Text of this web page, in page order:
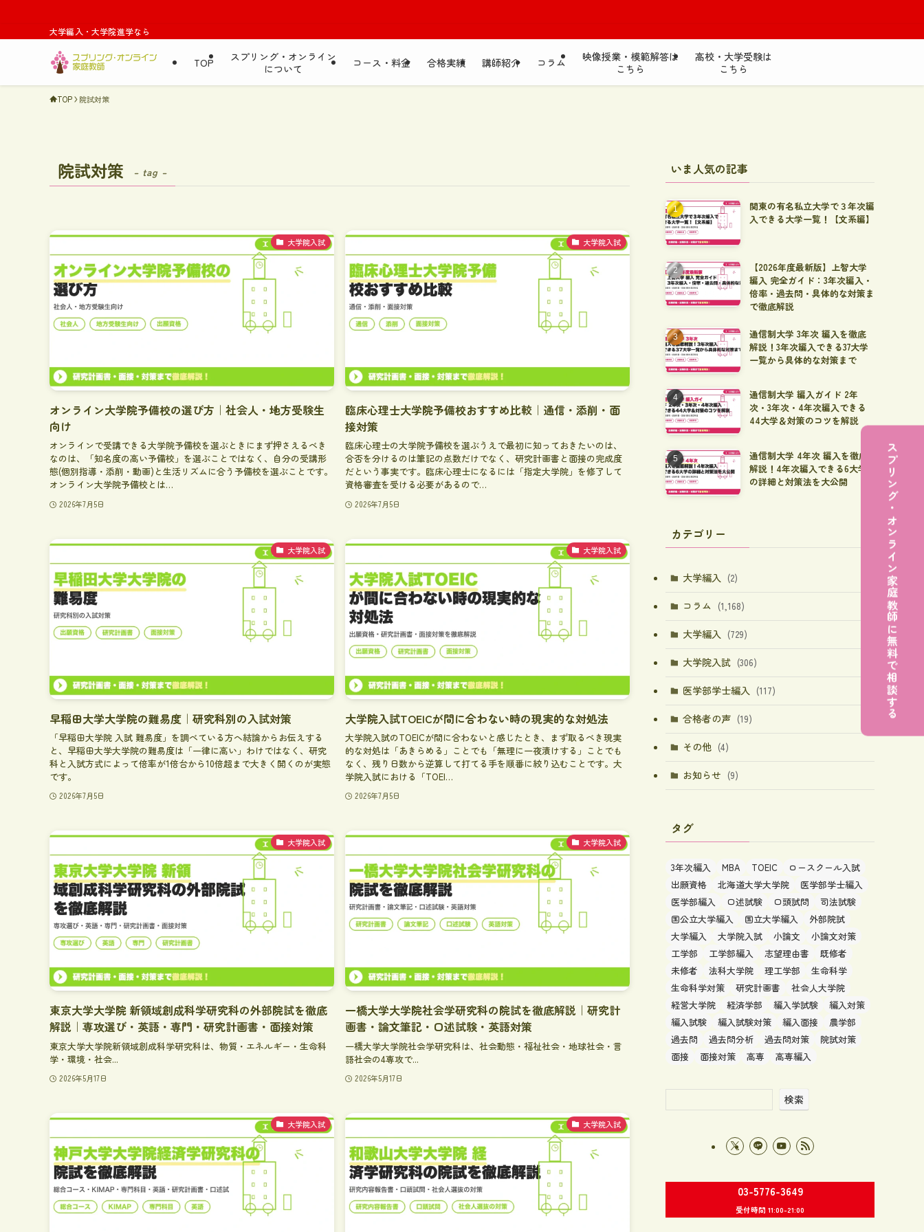
大学編入・大学院進学なら
TOP
スプリング・オンライン
について
コース・料金 合格実績 講師紹介 コラム
映像授業・模範解答は
こちら
高校・大学受験は
こちら
TOP 院試対策
院試対策 – tag –
大学院入試
オンライン大学院予備校の選び方｜社会人・地方受験生
向け
オンラインで受講できる大学院予備校を選ぶときにまず押さえるべき
なのは、「知名度の高い予備校」を選ぶことではなく、自分の受講形
態(個別指導・添削・動画)と生活リズムに合う予備校を選ぶことです。
オンライン大学院予備校とは…
2026年7月5日
大学院入試
臨床心理士大学院予備校おすすめ比較｜通信・添削・面
接対策
臨床心理士の大学院予備校を選ぶうえで最初に知っておきたいのは、
合否を分けるのは筆記の点数だけでなく、研究計画書と面接の完成度
だという事実です。臨床心理士になるには「指定大学院」を修了して
資格審査を受ける必要があるので…
2026年7月5日
大学院入試
早稲田大学大学院の難易度｜研究科別の入試対策
「早稲田大学院 入試 難易度」を調べている方へ結論からお伝えする
と、早稲田大学大学院の難易度は「一律に高い」わけではなく、研究
科と入試方式によって倍率が1倍台から10倍超まで大きく開くのが実態
です。
2026年7月5日
大学院入試
大学院入試TOEICが間に合わない時の現実的な対処法
大学院入試のTOEICが間に合わないと感じたとき、まず取るべき現実
的な対処は「あきらめる」ことでも「無理に一夜漬けする」ことでも
なく、残り日数から逆算して打てる手を順番に絞り込むことです。大
学院入試における「TOEI…
2026年7月5日
大学院入試
東京大学大学院 新領域創成科学研究科の外部院試を徹底
解説｜専攻選び・英語・専門・研究計画書・面接対策
東京大学大学院新領域創成科学研究科は、物質・エネルギー・生命科
学・環境・社会...
2026年5月17日
大学院入試
一橋大学大学院社会学研究科の院試を徹底解説｜研究計
画書・論文筆記・口述試験・英語対策
一橋大学大学院社会学研究科は、社会動態・福祉社会・地球社会・言
語社会の4専攻で...
2026年5月17日
大学院入試 大学院入試
いま人気の記事
関東の有名私立大学で３年次編
入できる大学一覧！【文系編】
【2026年度最新版】上智大学
編入 完全ガイド：3年次編入・
倍率・過去問・具体的な対策ま
で徹底解説
通信制大学 3年次 編入を徹底
解説！3年次編入できる37大学
一覧から具体的な対策まで
通信制大学 編入ガイド 2年
次・3年次・4年次編入できる
44大学＆対策のコツを解説
通信制大学 4年次 編入を徹底
解説！4年次編入できる6大学
の詳細と対策法を大公開
カテゴリー
大学編入 (2)
コラム (1,168)
大学編入 (729)
大学院入試 (306)
医学部学士編入 (117)
合格者の声 (19)
その他 (4)
お知らせ (9)
タグ
3年次編入 MBA TOEIC
ロースクール入試
出願資格
北海道大学大学院
医学部学士編入
医学部編入
口述試験 口頭試問
司法試験
国公立大学編入
国立大学編入
外部院試
大学編入
大学院入試 小論文
小論文対策
工学部
工学部編入 志望理由書
既修者
未修者
法科大学院 理工学部
生命科学
生命科学対策
研究計画書
社会人大学院
経営大学院
経済学部 編入学試験
編入対策
編入試験
編入試験対策 編入面接
農学部
過去問
過去問分析 過去問対策
院試対策
面接
面接対策 高専 高専編入
検索
03-5776-3649
受付時間 11:00-21:00
スプリング・オンライン家庭教師に無料で相談する